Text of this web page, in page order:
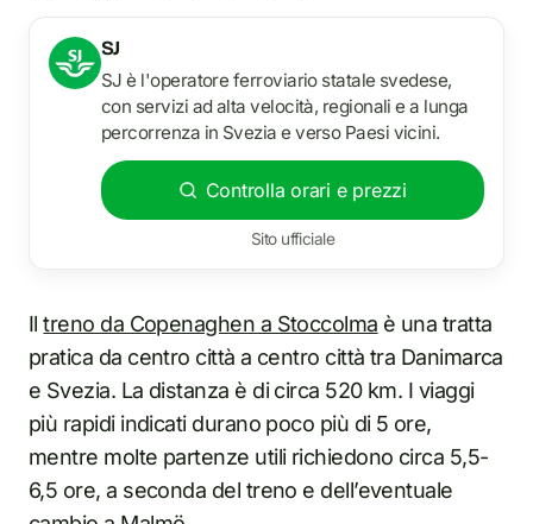
SJ
SJ è l'operatore ferroviario statale svedese,
con servizi ad alta velocità, regionali e a lunga
percorrenza in Svezia e verso Paesi vicini.
Controlla orari e prezzi
Sito ufficiale
Iltreno da Copenaghen a Stoccolma è una tratta
pratica da centro città a centro città tra Danimarca
e Svezia. La distanza è di circa 520 km. I viaggi
più rapidi indicati durano poco più di 5 ore,
mentre molte partenze utili richiedono circa 5,5-
6,5 ore, a seconda del treno e dell’eventuale